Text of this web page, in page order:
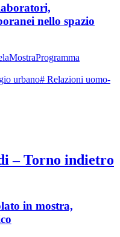
nello spazio
MostraProgramma
urbano# Relazioni uomo-
– Torno indietro
in mostra,